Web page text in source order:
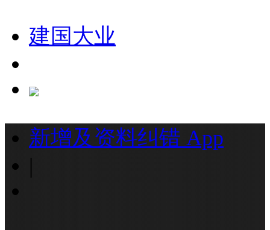
建国大业
新增及资料纠错 App
|